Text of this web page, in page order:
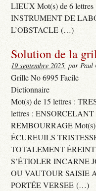
LIEUX Mot(s) de 6
INSTRUMENT DE
L’OBSTACLE (…)
Solution de la
19 septembre 2025, par Paul
Grille No 6995 Facile
Dictionnaire
Mot(s) de 15 lettres :
lettres :
REMBOURRAGE
ÉCUREUILS
TOTALEMENT
S’ÉTIOLER INCARNE
OU VAUTOUR SAISIE
PORTÉE VERSEE (…)